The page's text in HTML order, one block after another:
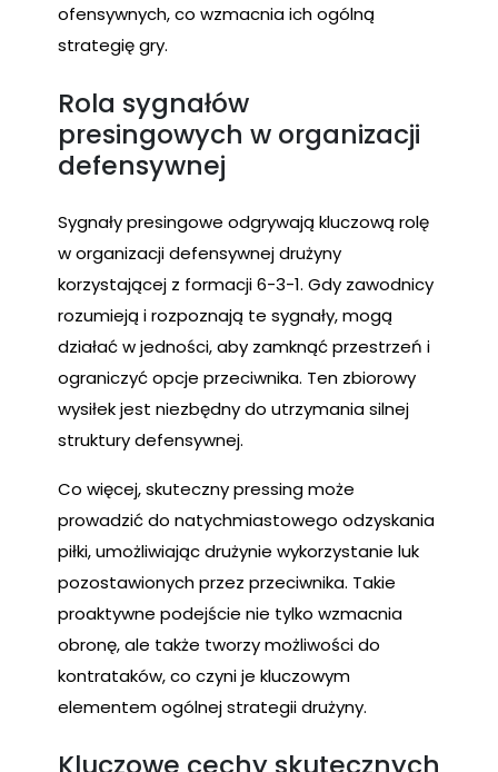
ofensywnych, co wzmacnia ich ogólną
strategię gry.
Rola sygnałów
presingowych w organizacji
defensywnej
Sygnały presingowe odgrywają kluczową rolę
w organizacji defensywnej drużyny
korzystającej z formacji 6-3-1. Gdy zawodnicy
rozumieją i rozpoznają te sygnały, mogą
działać w jedności, aby zamknąć przestrzeń i
ograniczyć opcje przeciwnika. Ten zbiorowy
wysiłek jest niezbędny do utrzymania silnej
struktury defensywnej.
Co więcej, skuteczny pressing może
prowadzić do natychmiastowego odzyskania
piłki, umożliwiając drużynie wykorzystanie luk
pozostawionych przez przeciwnika. Takie
proaktywne podejście nie tylko wzmacnia
obronę, ale także tworzy możliwości do
kontrataków, co czyni je kluczowym
elementem ogólnej strategii drużyny.
Kluczowe cechy skutecznych